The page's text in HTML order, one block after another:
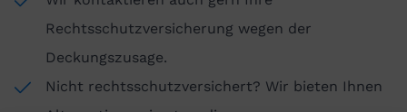
Rechtsschutzversicherung wegen der
Deckungszusage.
Nicht rechtsschutzversichert? Wir bieten Ihnen